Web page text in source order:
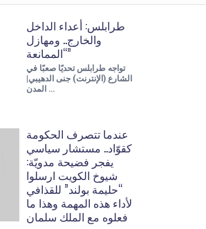
طرابلس: أعداء الداخل
والخارج.. ومهازل
“الممانعة”
تواجه طرابلس تحديًا صعبًا في
الشارع (الإنترنت) جنى الدهيبي|
المدن …
عندما تتصرف الحكومة
كقوّاد.. مستشار سياسي
يفجر فضيحة مدويّة:
شيوخ الكويت ارسلوا
“حليمة بولند” للقذافي
لأداء هذه المهمة وهذا ما
فعلوه مع الملك سلمان